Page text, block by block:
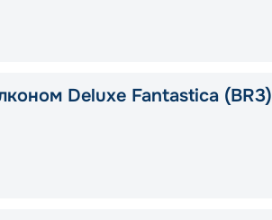
Deluxe Fantastica (BR3)